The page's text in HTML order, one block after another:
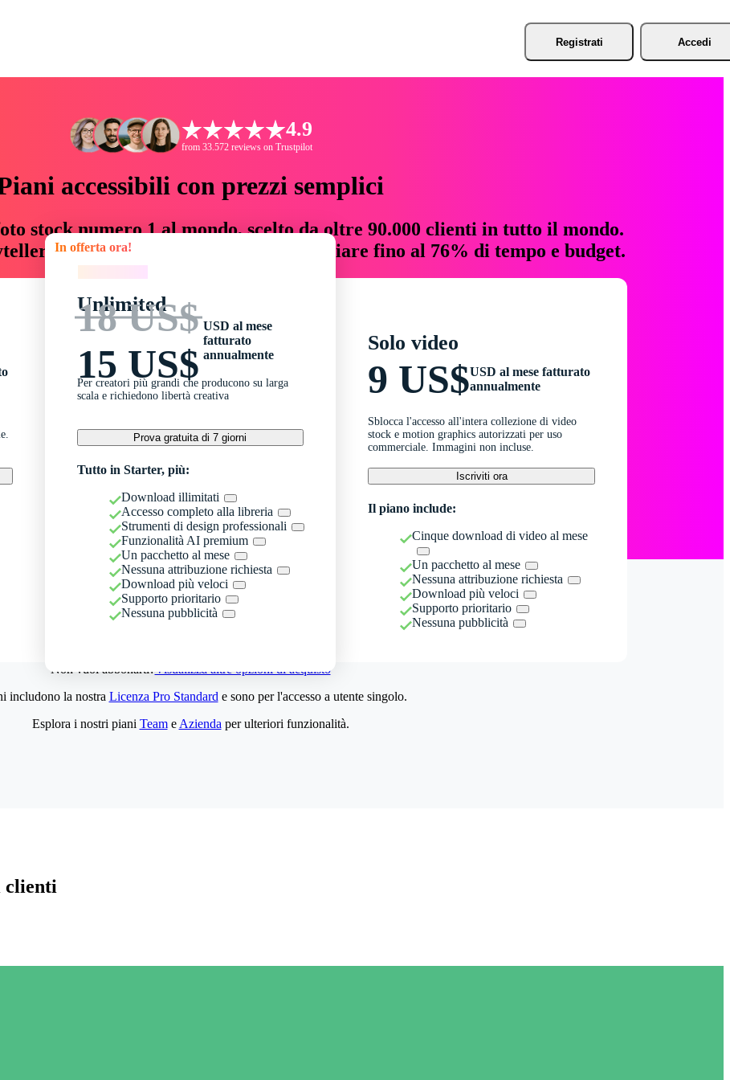
Registrati Accedi
4.9
from 33.572 reviews on Trustpilot
accessibili con prezzi semplici
stock numero 1 al mondo, scelto da oltre 90.000 clienti in tutto il mondo.
risorse creative che fanno risparmiare fino al 76% di tempo e budget.
In offerta ora!
Unlimited
18 US$
15 US$
USD al mese
fatturato
annualmente
Per creatori più grandi che producono su larga
scala e richiedono libertà creativa
Prova gratuita di 7 giorni
Tutto in Starter, più:
Download illimitati
Accesso completo alla libreria
Strumenti di design professionali
Funzionalità AI premium
Un pacchetto al mese
Nessuna attribuzione richiesta
Download più veloci
Supporto prioritario
Nessuna pubblicità
Solo video
9 US$USD al mese fatturato
annualmente
Sblocca l'accesso all'intera collezione di video
stock e motion graphics autorizzati per uso
commerciale. Immagini non incluse.
Iscriviti ora
Il piano include:
Cinque download di video al mese
Un pacchetto al mese
Nessuna attribuzione richiesta
Download più veloci
Supporto prioritario
Nessuna pubblicità
Non vuoi abbonarti?Visualizza altre opzioni di acquisto
includono la nostra Licenza Pro Standard e sono per l'accesso a utente singolo.
Esplora i nostri piani Teame Azienda per ulteriori funzionalità.
clienti